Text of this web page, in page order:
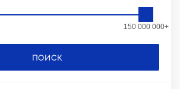
150 000 000+
ПОИСК